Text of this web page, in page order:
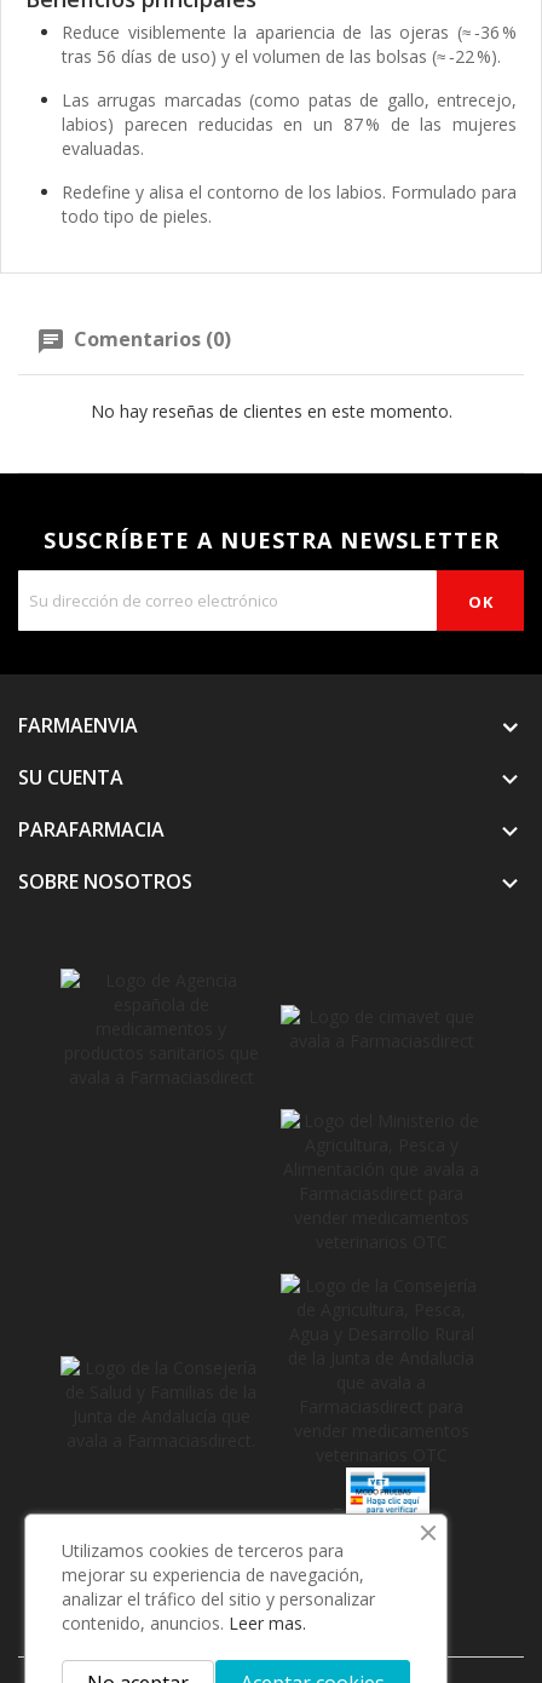
Reduce visiblemente la apariencia de las ojeras (≈ ‑36 %
tras 56 días de uso) y el volumen de las bolsas (≈ ‑22 %).
Las arrugas marcadas (como patas de gallo, entrecejo,
labios) parecen reducidas en un 87 % de las mujeres
evaluadas.
Redefine y alisa el contorno de los labios. Formulado para
todo tipo de pieles.
Comentarios (0)
No hay reseñas de clientes en este momento.
SUSCRÍBETE A NUESTRA NEWSLETTER
FARMAENVIA
SU CUENTA

PARAFARMACIA 
SOBRE NOSOTROS 
Utilizamos cookies de terceros para
mejorar su experiencia de navegación,
analizar el tráfico del sitio y personalizar
contenido, anuncios. Leer mas.